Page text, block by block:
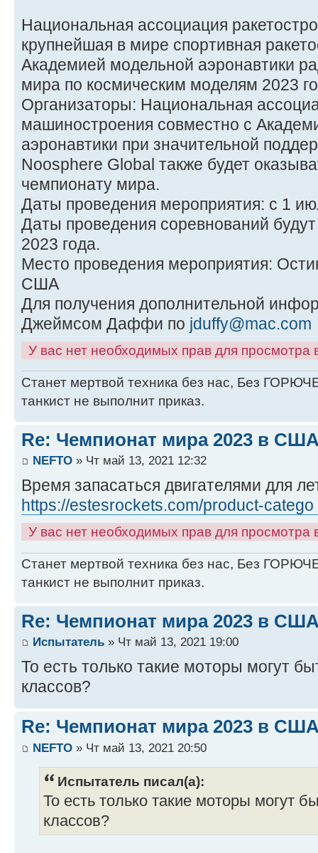
Национальная ассоциация
крупнейшая в мире спортивная
Академией модельной аэронавтики
мира по космическим моделям 2023
Организаторы: Национальная
машиностроения совместно с
аэронавтики при значительной
Noosphere Global также будет
чемпионату мира.
Даты проведения мероприятия: с 1
Даты проведения соревнований
2023 года.
Место проведения мероприятия:
США
Для получения дополнительной
Джеймсом Даффи по jduffy@mac.com
У вас нет необходимых прав для
Станет мертвой техника без нас, Без
танкист не выполнит приказ.
Re: Чемпионат мира 2023 в
NEFTO » Чт май 13, 2021 12:32
Время запасаться двигателями для
https://estesrockets.com/product-
У вас нет необходимых прав для
Станет мертвой техника без нас, Без
танкист не выполнит приказ.
Re: Чемпионат мира 2023 в
Испытатель » Чт май 13, 2021 19:00
То есть только такие моторы могут
классов?
Re: Чемпионат мира 2023 в
NEFTO » Чт май 13, 2021 20:50
Испытатель писал(а):
То есть только такие моторы могут
классов?